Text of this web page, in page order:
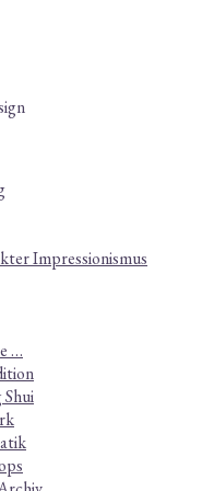
Impressionismus
…